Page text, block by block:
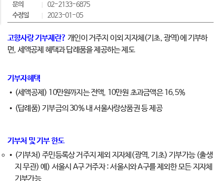
문의
02-2133-6875
수정일
2023-01-05
고향사랑 기부제란? 개인이 거주지 이외 지자체(기초, 광역)에 기부하
면, 세액공제 혜택과 답례품을 제공하는 제도
기부자혜택
(세액공제) 10만원까지는 전액, 10만원 초과금액은 16.5%
(답례품) 기부금의 30% 내 서울사랑상품권 등 제공
기부처 및 기부 한도
(기부처) 주민등록상 거주지 제외 지자체(광역, 기초) 기부가능 (출생
지 무관) 예) 서울시 A구 거주자 : 서울시와 A구를 제외한 모든 지자체
기부가능